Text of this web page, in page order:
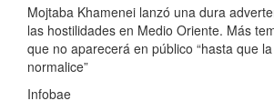
Mojtaba Khamenei lanzó una dura
las hostilidades en Medio Oriente. Más
que no aparecerá en público “hasta que
normalice”
Infobae